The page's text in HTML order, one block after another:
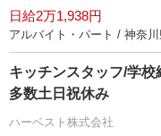
日給2万1,938円
アルバイト・パート / 神奈川
キッチンスタッフ/学
多数土日祝休み
ハーベスト株式会社